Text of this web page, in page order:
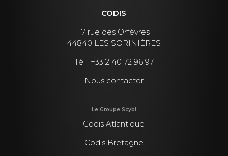
CODIS
17 rue des Orfèvres
44840 LES SORINIÈRES
Tél : +33 2 40 72 96 97
Nous contacter
Le Groupe Scybl
Codis Atlantique
Codis Bretagne